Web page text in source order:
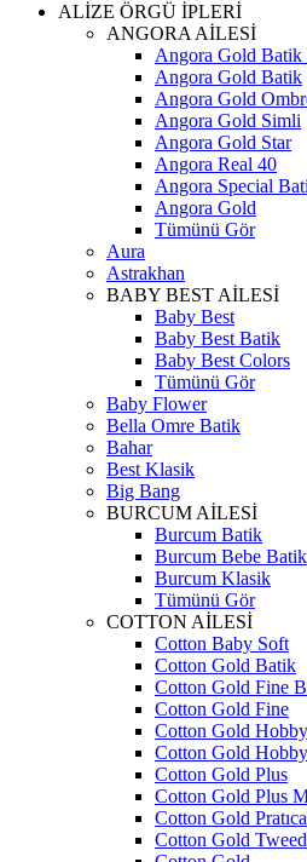
ALİZE ÖRGÜ İPLERİ
ANGORA AİLESİ
Angora Gold Batik
Angora Gold Batik
Angora Gold
Angora Gold Simli
Angora Gold Star
Angora Real 40
Angora Special
Angora Gold
Tümünü Gör
Aura
Astrakhan
BABY BEST AİLESİ
Baby Best
Baby Best Batik
Baby Best Colors
Tümünü Gör
Baby Flower
Bella Omre Batik
Bahar
Best Klasik
Big Bang
BURCUM AİLESİ
Burcum Batik
Burcum Bebe Batik
Burcum Klasik
Tümünü Gör
COTTON AİLESİ
Cotton Baby Soft
Cotton Gold Batik
Cotton Gold Fine
Cotton Gold Fine
Cotton Gold Hobby
Cotton Gold
Cotton Gold Plus
Cotton Gold Plus
Cotton Gold Pratıca
Cotton Gold Tweed